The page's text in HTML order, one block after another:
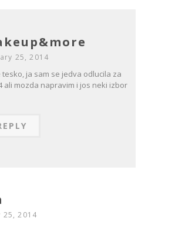
25, 2014
tesko, ja sam se jedva odlucila za
ali mozda napravim i jos neki izbor
25, 2014